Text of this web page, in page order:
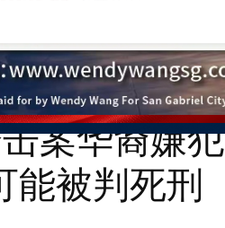
案华裔嫌犯
能被判死刑